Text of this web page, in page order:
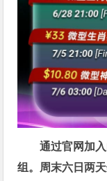
通过官网加
组。周末六日两